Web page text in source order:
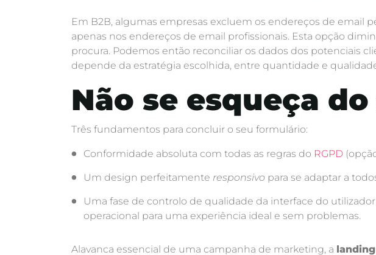
Em B2B, algumas empresas excluem os endereços de email
apenas nos endereços de email profissionais. Esta opção
procura. Podemos então reconciliar os dados dos potenciais
depende da estratégia escolhida, entre quantidade e
Não se esqueça
Três fundamentos para concluir o seu formulário:
Conformidade absoluta com todas as regras do RGPD
Um design perfeitamente responsivo para se adaptar a
Uma fase de controlo de qualidade da interface do
operacional para uma experiência ideal e sem problemas.
Alavanca essencial de uma campanha de marketing, a